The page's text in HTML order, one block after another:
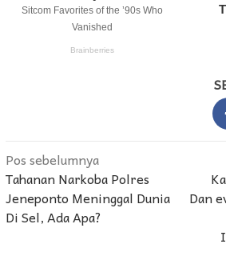
Navigasi
pos
Pos sebelumnya
Tahanan Narkoba Polres
Jeneponto Meninggal Dunia
Di Sel, Ada Apa?
Dan